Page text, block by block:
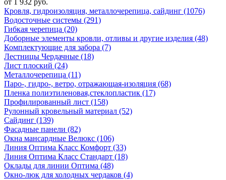
от 1 932 руб.
Кровля, гидроизоляция, металлочерепица, сайдинг (1076)
Водосточные системы (291)
Гибкая черепица (20)
Доборные элементы кровли, отливы и другие изделия (48)
Комплектующие для забора (7)
Лестницы Чердачные (18)
Лист плоский (24)
Металлочерепица (11)
Паро-, гидро-, ветро, отражающая-изоляция (68)
Пленка полиэтиленовая,стеклопластик (17)
Профилированный лист (158)
Рулонный кровельный материал (52)
Сайдинг (139)
Фасадные панели (82)
Окна мансардные Велюкс (106)
Линия Оптима Класс Комфорт (33)
Линия Оптима Класс Стандарт (18)
Оклады для линии Оптима (48)
Окно-люк для холодных чердаков (4)